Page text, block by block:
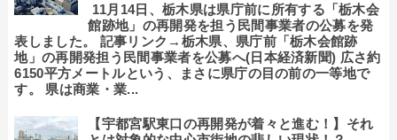
11月14日、栃木県は県庁前に所有する「栃木会
館跡地」の再開発を担う民間事業者の公募を発
表しました。 記事リンク→栃木県、県庁前「栃木会館跡
地」の再開発担う民間事業者を公募へ(日本経済新聞) 広さ約
6150平方メートルという、まさに県庁の目の前の一等地で
す。 県は商業・業...
【宇都宮駅東口の再開発が着々と進む！】それ